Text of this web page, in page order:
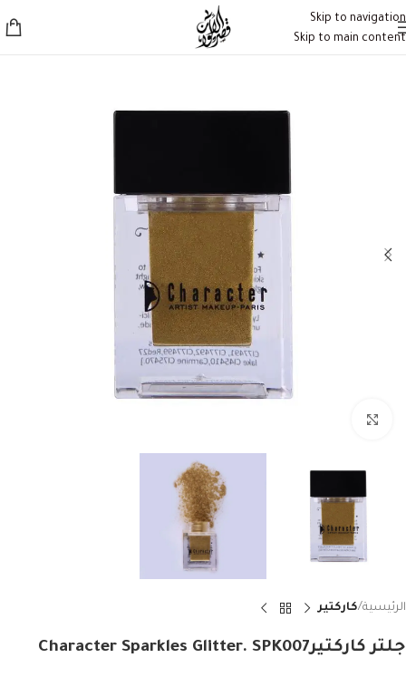
Skip to navigation
Skip to main content
الرئيسية كاركتير
جلتر كاركتيرCharacter Sparkles Glitter. SPK007